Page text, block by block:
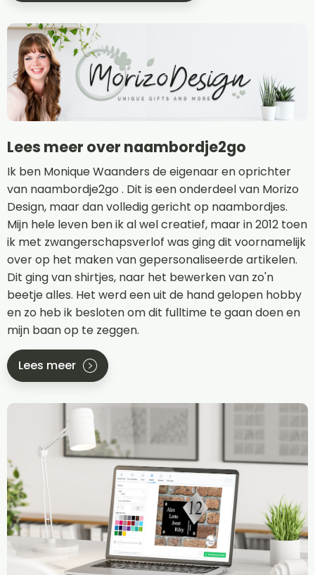
Lees meer over naambordje2go
Ik ben Monique Waanders de eigenaar en oprichter
van naambordje2go . Dit is een onderdeel van Morizo
Design, maar dan volledig gericht op naambordjes.
Mijn hele leven ben ik al wel creatief, maar in 2012 toen
ik met zwangerschapsverlof was ging dit voornamelijk
over op het maken van gepersonaliseerde artikelen.
Dit ging van shirtjes, naar het bewerken van zo'n
beetje alles. Het werd een uit de hand gelopen hobby
en zo heb ik besloten om dit fulltime te gaan doen en
mijn baan op te zeggen.
Lees meer